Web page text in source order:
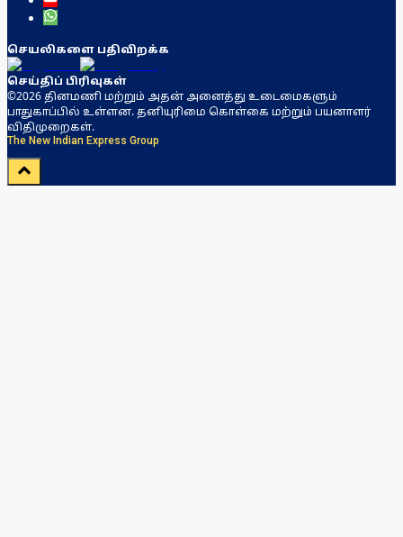
செயலிகளை பதிவிறக்க
செய்திப் பிரிவுகள்
©2026 தினமணி மற்றும் அதன் அனைத்து உடைமைகளும்
பாதுகாப்பில் உள்ளன. தனியுரிமை கொள்கை மற்றும் பயனாளர்
விதிமுறைகள்.
The New Indian Express Group